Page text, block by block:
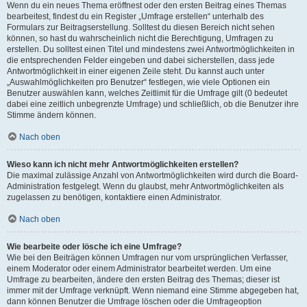
Wenn du ein neues Thema eröffnest oder den ersten Beitrag eines Themas
bearbeitest, findest du ein Register „Umfrage erstellen“ unterhalb des
Formulars zur Beitragserstellung. Solltest du diesen Bereich nicht sehen
können, so hast du wahrscheinlich nicht die Berechtigung, Umfragen zu
erstellen. Du solltest einen Titel und mindestens zwei Antwortmöglichkeiten in
die entsprechenden Felder eingeben und dabei sicherstellen, dass jede
Antwortmöglichkeit in einer eigenen Zeile steht. Du kannst auch unter
„Auswahlmöglichkeiten pro Benutzer“ festlegen, wie viele Optionen ein
Benutzer auswählen kann, welches Zeitlimit für die Umfrage gilt (0 bedeutet
dabei eine zeitlich unbegrenzte Umfrage) und schließlich, ob die Benutzer ihre
Stimme ändern können.
Nach oben
Wieso kann ich nicht mehr Antwortmöglichkeiten erstellen?
Die maximal zulässige Anzahl von Antwortmöglichkeiten wird durch die Board-
Administration festgelegt. Wenn du glaubst, mehr Antwortmöglichkeiten als
zugelassen zu benötigen, kontaktiere einen Administrator.
Nach oben
Wie bearbeite oder lösche ich eine Umfrage?
Wie bei den Beiträgen können Umfragen nur vom ursprünglichen Verfasser,
einem Moderator oder einem Administrator bearbeitet werden. Um eine
Umfrage zu bearbeiten, ändere den ersten Beitrag des Themas; dieser ist
immer mit der Umfrage verknüpft. Wenn niemand eine Stimme abgegeben hat,
dann können Benutzer die Umfrage löschen oder die Umfrageoption